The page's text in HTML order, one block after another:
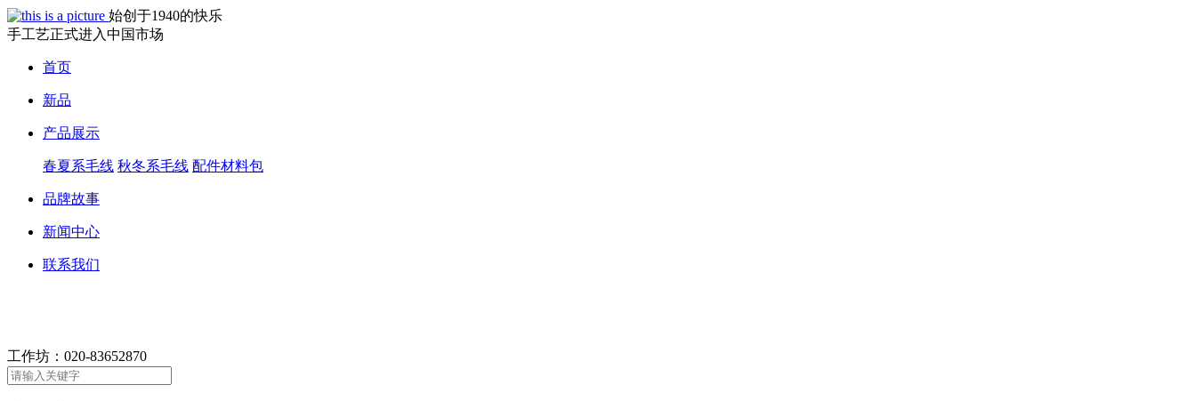
始创于1940的快乐
手工艺正式进入中国市场
首页
新品
产品展示
春夏系毛线 秋冬系毛线 配件材料包
品牌故事
新闻中心
联系我们
工作坊： 020-83652870